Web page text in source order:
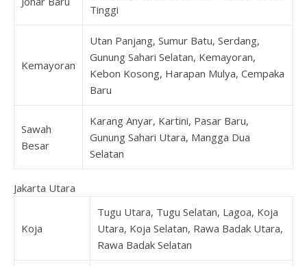
Tinggi
Kemayoran
Utan Panjang, Sumur Batu, Serdang,
Gunung Sahari Selatan, Kemayoran,
Kebon Kosong, Harapan Mulya, Cempaka
Baru
Sawah
Besar
Karang Anyar, Kartini, Pasar Baru,
Gunung Sahari Utara, Mangga Dua
Selatan
Jakarta Utara
Koja
Tugu Utara, Tugu Selatan, Lagoa, Koja
Utara, Koja Selatan, Rawa Badak Utara,
Rawa Badak Selatan